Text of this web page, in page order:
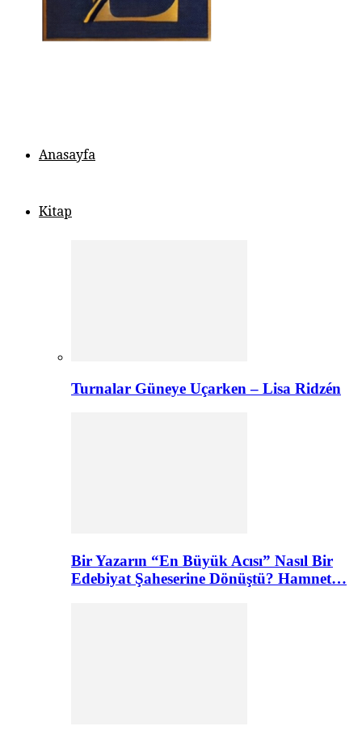
Anasayfa
Kitap
Turnalar Güneye Uçarken – Lisa Ridzén
Bir Yazarın “En Büyük Acısı” Nasıl Bir
Edebiyat Şaheserine Dönüştü? Hamnet…